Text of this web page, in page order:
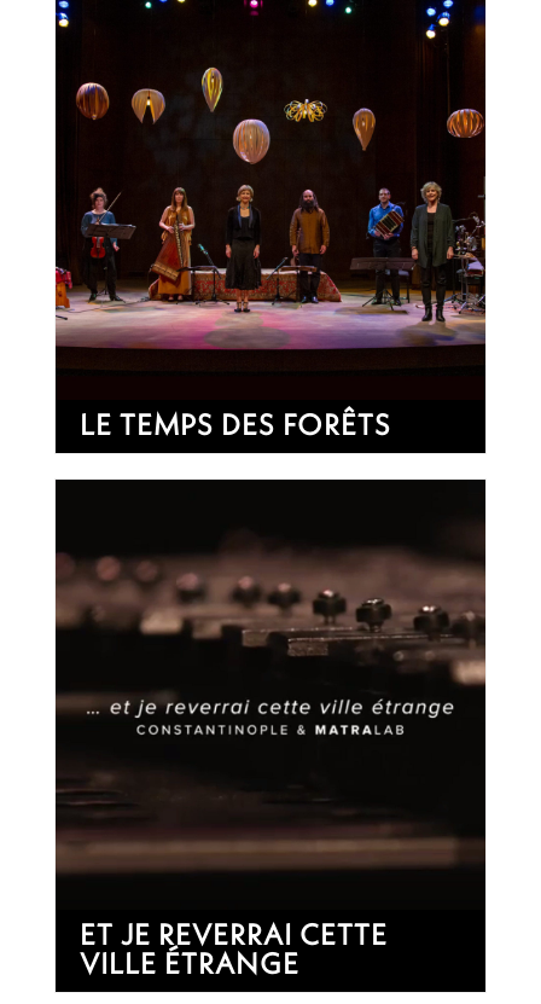
LE TEMPS DES FORÊTS
ET JE REVERRAI CETTE
VILLE ÉTRANGE